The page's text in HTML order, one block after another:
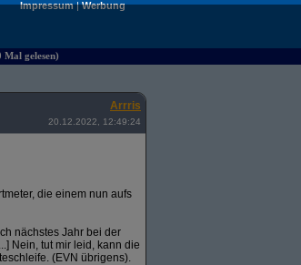
Impressum|Werbung
gelesen)
Arrris
20.12.2022, 12:49:24
die einem nun aufs
nächstes Jahr bei der
Nein, tut mir leid, kann die
(EVN übrigens).